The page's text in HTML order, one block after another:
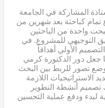
المشاركة في الجامعة
تمام كباحثة بعد شهرين من
واحدة من الباحثين
التوجيهي للمشروع. في
الأولي أهدافاً
جعل دور الدكتورة كرمي
تصور للربط بين البحث
الاستراتيجيات اللازمة
تصميم أنشطة التطوير
لبدء ودفع عملية التحسين